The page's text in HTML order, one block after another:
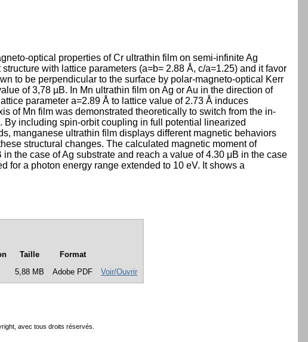
optical properties of Cr ultrathin film on semi-infinite Ag
with lattice parameters (a=b= 2.88 Å, c/a=1.25) and it favor
to be perpendicular to the surface by polar-magneto-optical Kerr
of 3,78 µB. In Mn ultrathin film on Ag or Au in the direction of
parameter a=2.89 Å to lattice value of 2.73 Å induces
of Mn film was demonstrated theoretically to switch from the in-
including spin-orbit coupling in full potential linearized
manganese ultrathin film displays different magnetic behaviors
structural changes. The calculated magnetic moment of
the case of Ag substrate and reach a value of 4.30 μB in the case
for a photon energy range extended to 10 eV. It shows a
Taille
Format
5,88 MB Adobe PDF Voir/Ouvrir
avec tous droits réservés.